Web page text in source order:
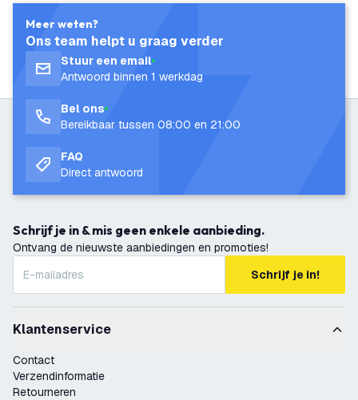
Meer weten?
Ons team helpt u graag verder
Stuur een email
Antwoord binnen 1 werkdag
Bel ons
Bereikbaar tussen 08:00 en 21:00
FAQ
Direct antwoord
Schrijf je in & mis geen enkele aanbieding.
Ontvang de nieuwste aanbiedingen en promoties!
Schrijf je in!
Klantenservice
Contact
Verzendinformatie
Retourneren